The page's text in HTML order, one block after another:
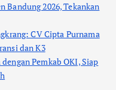
Bandung 2026, Tekankan
CV Cipta Purnama
dan K3
Pemkab OKI, Siap